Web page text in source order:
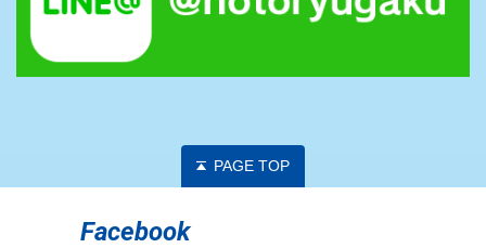
PAGE TOP
Facebook